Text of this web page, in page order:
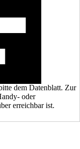
dem Datenblatt. Zur
oder
erreichbar ist.